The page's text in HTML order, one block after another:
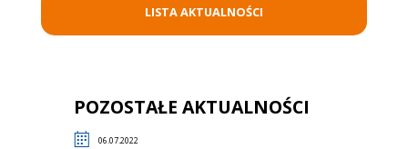
LISTA AKTUALNOŚCI
POZOSTAŁE AKTUALNOŚCI
06.07.2022